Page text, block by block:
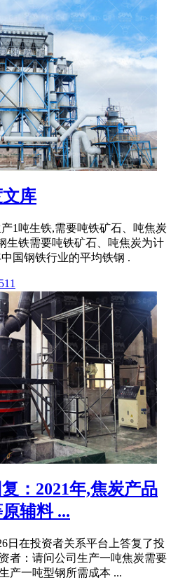
库
1吨生铁,需要吨铁矿石、吨焦炭
生铁需要吨铁矿石、吨焦炭为计
国钢铁行业的平均铁钢 .
：2021年,焦炭产品
辅料 ...
日在投资者关系平台上答复了投
者：请问公司生产一吨焦炭需要
产一吨型钢所需成本 ...